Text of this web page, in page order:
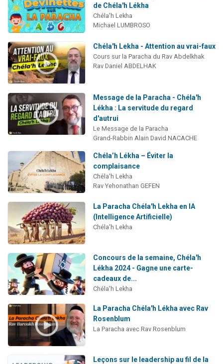
de Chéla'h Lékha
Chéla'h Lekha
Michael LUMBROSO
Chéla'h Lekha - Attention au vrai-faux
Cours sur la Paracha du Rav Abdelkhak
Rav Daniel ABDELHAK
Message de la Paracha - Chéla'h
Lékha : La servitude du regard
d'autrui
Le Message de la Paracha
Grand-Rabbin Alain David NACACHE
Chéla’h Lékha – Éviter la
complaisance
Chéla'h Lekha
Rav Yehonathan GEFEN
La Paracha Chéla'h Lekha en IA
(Intelligence Artificielle)
Chéla'h Lekha
Concours de la semaine, Chéla'h
Lékha 2024 - Gagne une carte-
cadeaux de...
Chéla'h Lekha
La Paracha Chéla'h Lékha avec Rav
Rosenblum
La Paracha avec Rav Rosenblum
Leçons sur le leadership au fil de la